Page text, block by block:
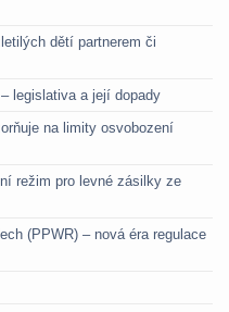
dětí partnerem či
legislativa a její dopady
na limity osvobození
režim pro levné zásilky ze
(PPWR) – nová éra regulace